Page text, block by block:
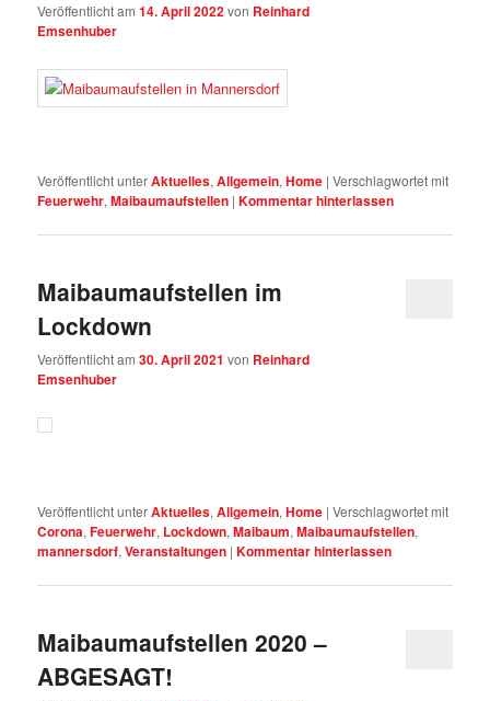
Veröffentlicht am14. April 2022von Reinhard
Emsenhuber
Veröffentlicht unterAktuelles,Allgemein,Home |Verschlagwortet mit
Feuerwehr,Maibaumaufstellen |Kommentar hinterlassen
Maibaumaufstellen im
Lockdown
Veröffentlicht am30. April 2021 von Reinhard
Emsenhuber
Veröffentlicht unterAktuelles,Allgemein,Home |Verschlagwortet mit
Corona,Feuerwehr, Lockdown,Maibaum,Maibaumaufstellen,
mannersdorf,Veranstaltungen |Kommentar hinterlassen
Maibaumaufstellen 2020 –
ABGESAGT!